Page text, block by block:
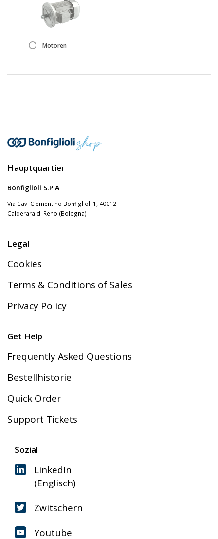
Andere Serien
Motoren
Hauptquartier
Bonfiglioli S.P.A
Via Cav. Clementino Bonfiglioli 1, 40012
Calderara di Reno (Bologna)
Legal
Cookies
Terms & Conditions of Sales
Privacy Policy
Get Help
Frequently Asked Questions
Bestellhistorie
Quick Order
Support Tickets
Sozial
LinkedIn
(Englisch)
Zwitschern
Youtube